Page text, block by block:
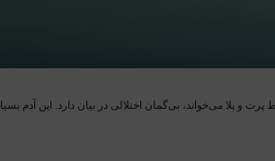
پرت و پلا می‌خواند، بی‌گمان اختلالی در بیان دارد. این آدم